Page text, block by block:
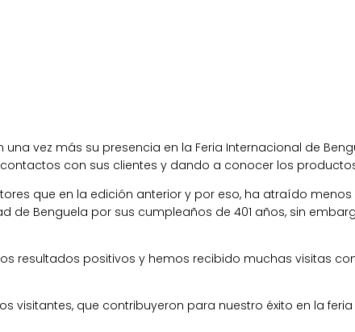
una vez más su presencia en la Feria Internacional de
con sus clientes y dando a conocer los
que en la edición anterior y por eso, ha atraído
de Benguela por sus cumpleaños de 401 años, sin
resultados positivos y hemos recibido muchas visitas
visitantes, que contribuyeron para nuestro éxito en la